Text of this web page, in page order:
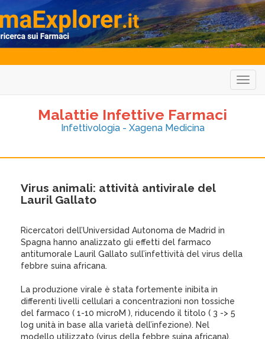
Malattie Infettive Farmaci
Infettivologia - Xagena Medicina
Virus animali: attività antivirale del
Lauril Gallato
Ricercatori dell’Universidad Autonoma de Madrid in
Spagna hanno analizzato gli effetti del farmaco
antitumorale Lauril Gallato sull’infettività del virus della
febbre suina africana.
La produzione virale è stata fortemente inibita in
differenti livelli cellulari a concentrazioni non tossiche
del farmaco ( 1-10 microM ), riducendo il titolo ( 3 -> 5
log unità in base alla varietà dell’infezione). Nel
modello utilizzato (virus della febbre suina africana),